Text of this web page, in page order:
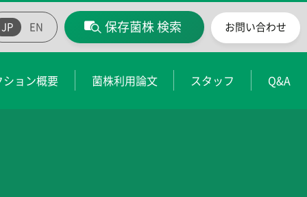
JP EN 保存菌株 検索 お問い合わせ
ション概要 菌株利用論文 スタッフ Q&A